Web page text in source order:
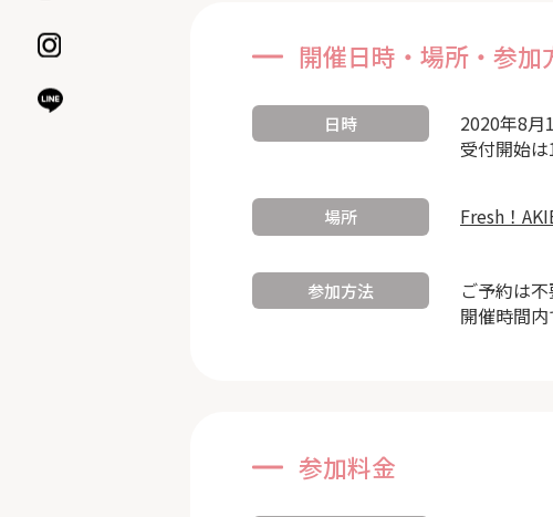
開催日時・場所・参加
日時
2020年8月
受付開始
場所 Fresh！
参加方法
ご予約は
開催時間
参加料金